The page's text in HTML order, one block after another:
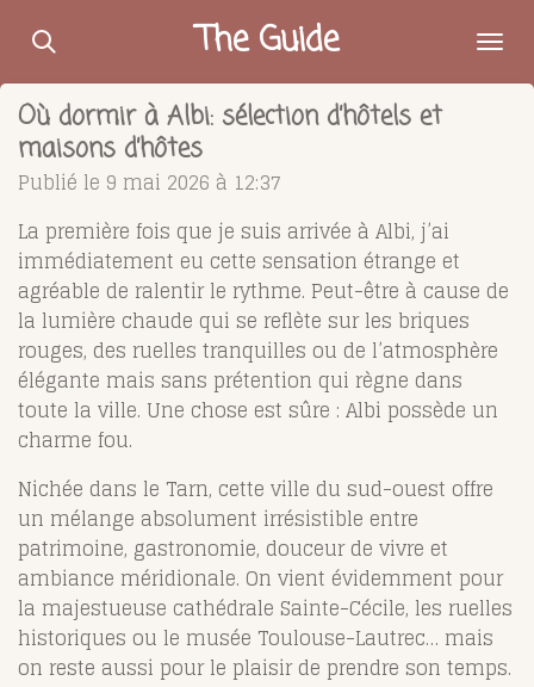
Passer
contenu
principal
The Guide
Où dormir à Albi: sélection d’hôtels et
maisons d’hôtes
Publié le 9 mai 2026 à 12:37
La première fois que je suis arrivée à Albi, j’ai
immédiatement eu cette sensation étrange et
agréable de ralentir le rythme. Peut-être à cause de
la lumière chaude qui se reflète sur les briques
rouges, des ruelles tranquilles ou de l’atmosphère
élégante mais sans prétention qui règne dans
toute la ville. Une chose est sûre : Albi possède un
charme fou.
Nichée dans le Tarn, cette ville du sud-ouest offre
un mélange absolument irrésistible entre
patrimoine, gastronomie, douceur de vivre et
ambiance méridionale. On vient évidemment pour
la majestueuse cathédrale Sainte-Cécile, les ruelles
historiques ou le musée Toulouse-Lautrec… mais
on reste aussi pour le plaisir de prendre son temps.